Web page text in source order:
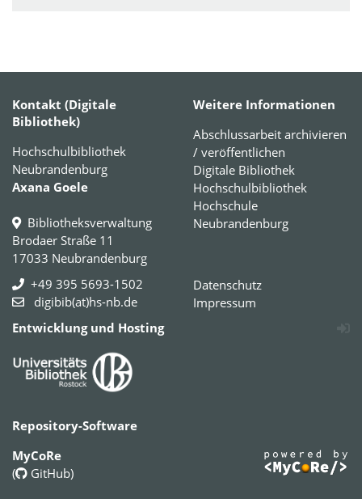
Kontakt (Digitale
Bibliothek)
Hochschulbibliothek
Neubrandenburg
Axana Goele
Bibliotheksverwaltung
Brodaer Straße 11
17033 Neubrandenburg
+49 395 5693-1502
digibib(at)hs-nb.de
Weitere Informationen
Abschlussarbeit archivieren
/ veröffentlichen
Digitale Bibliothek
Hochschulbibliothek
Hochschule
Neubrandenburg
Datenschutz
Impressum
Entwicklung und Hosting
Repository-Software
MyCoRe
(
GitHub)